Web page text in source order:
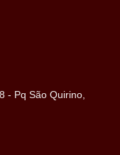
- Pq São Quirino,